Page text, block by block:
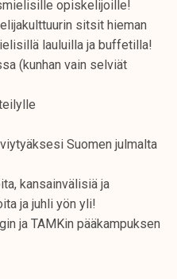
opiskelijoille!
sitsit hieman
lauluilla ja buffetilla!
(kunhan vain selviät
Suomen julmalta
kansainvälisiä ja
ja juhli yön yli!
ja TAMKin pääkampuksen